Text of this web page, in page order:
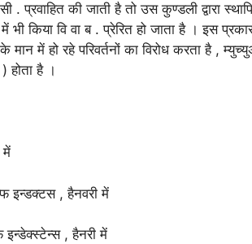
प्रवाहित की जाती है तो उस कुण्डली द्वारा
भी किया वि वा ब . प्रेरित हो जाता है । इस
के मान में हो रहे परिवर्तनों का विरोध करता है ,
होता है ।
में
इन्डक्टस , हैनवरी में
इन्डेक्स्टेन्स , हैनरी में